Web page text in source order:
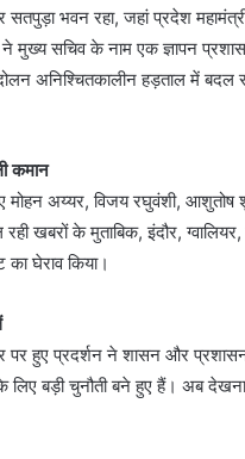
भवन रहा, जहां प्रदेश
मुख्य सचिव के नाम एक ज्ञापन
अनिश्चितकालीन हड़ताल में बदल
कमान
अय्यर, विजय रघुवंशी, आशुतोष
खबरों के मुताबिक, इंदौर,
घेराव किया।
हुए प्रदर्शन ने शासन और प्रशासन
बड़ी चुनौती बने हुए हैं। अब